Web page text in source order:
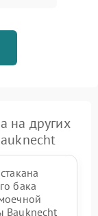
на других
бака
Bauknecht